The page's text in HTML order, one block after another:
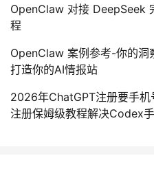
OpenClaw 对接 DeepSeek
程
OpenClaw 案例参考-你的洞
打造你的AI情报站
2026年ChatGPT注册要手
注册保姆级教程解决Codex